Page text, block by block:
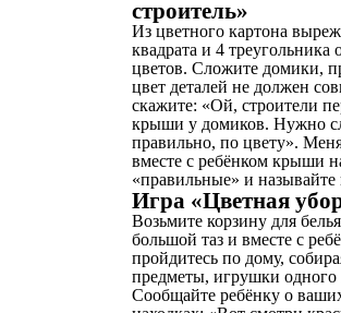
строитель»
Из цветного картона
квадрата и 4 треугольника
цветов. Сложите домики,
цвет деталей не должен
скажите: «Ой, строители
крыши у домиков. Нужно
правильно, по цвету».
вместе с ребёнком крыши
«правильные» и называйте
Игра «Цветная
Возьмите корзину для
большой таз и вместе с
пройдитесь по дому,
предметы, игрушки одного
Сообщайте ребёнку о